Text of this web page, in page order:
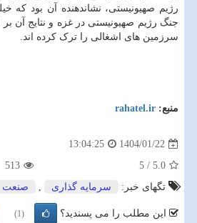
رژیم صهیونیستی، نشاندهنده آن بود که
جنگ رژیم صهیونیستی در غزه و نتایج آن بر
سرزمین های اشغالی را ترک کرده اند.
منبع: rahatel.ir
1404/01/22
13:04:25
5.0
/
5
513
تگهای خبر:
سرمایه گذاری , صنعت
این مطلب را می پسندید؟ (1)